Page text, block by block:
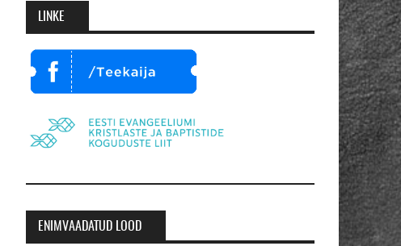
LINKE
ENIMVAADATUD LOOD